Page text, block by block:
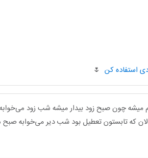
🌷
چون صبح زود بیدار میشه شب زود می‌خوابه
که تابستون تعطیل بود شب دیر می‌خوابه صبح